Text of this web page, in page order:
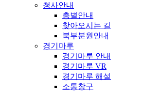
청사안내
층별안내
찾아오시는 길
북부분원안내
경기마루
경기마루 안내
경기마루 VR
경기마루 해설
소통창구